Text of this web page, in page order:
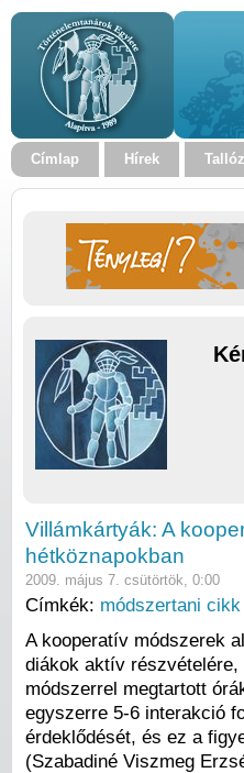
Címlap Hírek
Villámkártyák: A
hétköznapokban
2009. május 7. csütörtök, 0:00
Címkék: módszertani cikk
A kooperatív módszerek
diákok aktív
módszerrel megtartott
egyszerre 5-6 interakció
érdeklődését, és ez a
(Szabadiné Viszmeg